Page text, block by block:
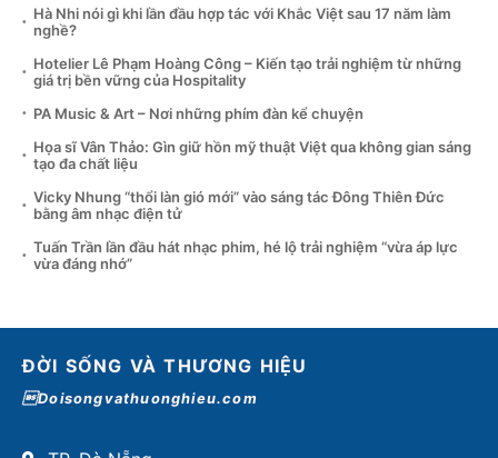
Hà Nhi nói gì khi lần đầu hợp tác với Khắc Việt sau 17 năm làm
nghề?
Hotelier Lê Phạm Hoàng Công – Kiến tạo trải nghiệm từ những
giá trị bền vững của Hospitality
PA Music & Art – Nơi những phím đàn kể chuyện
Họa sĩ Vân Thảo: Gìn giữ hồn mỹ thuật Việt qua không gian sáng
tạo đa chất liệu
Vicky Nhung “thổi làn gió mới” vào sáng tác Đông Thiên Đức
bằng âm nhạc điện tử
Tuấn Trần lần đầu hát nhạc phim, hé lộ trải nghiệm “vừa áp lực
vừa đáng nhớ”
ĐỜI SỐNG VÀ THƯƠNG HIỆU
Doisongvathuonghieu.com